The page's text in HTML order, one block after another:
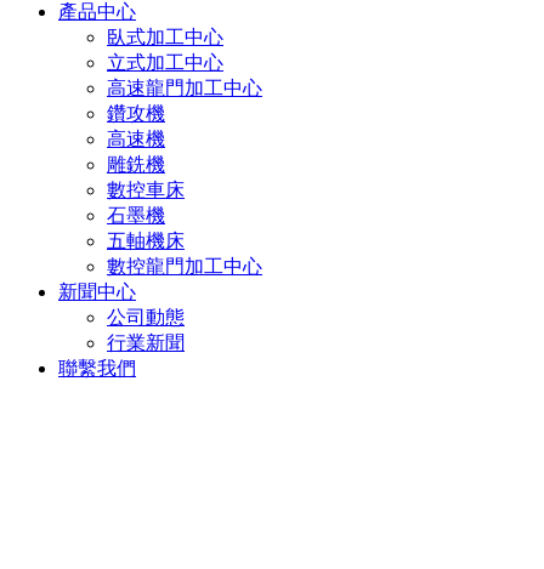
產品中心
臥式加工中心
立式加工中心
高速龍門加工中心
鑽攻機
高速機
雕銑機
數控車床
石墨機
五軸機床
數控龍門加工中心
新聞中心
公司動態
行業新聞
聯繫我們